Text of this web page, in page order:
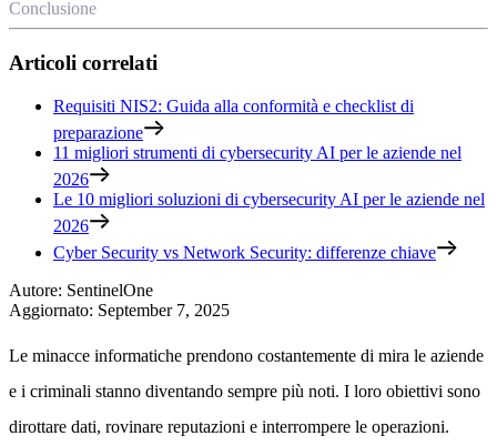
Conclusione
Articoli correlati
Requisiti NIS2: Guida alla conformità e checklist di
preparazione
11 migliori strumenti di cybersecurity AI per le aziende nel
2026
Le 10 migliori soluzioni di cybersecurity AI per le aziende nel
2026
Cyber Security vs Network Security: differenze chiave
Autore: SentinelOne
Aggiornato: September 7, 2025
Le minacce informatiche prendono costantemente di mira le aziende
e i criminali stanno diventando sempre più noti. I loro obiettivi sono
dirottare dati, rovinare reputazioni e interrompere le operazioni.